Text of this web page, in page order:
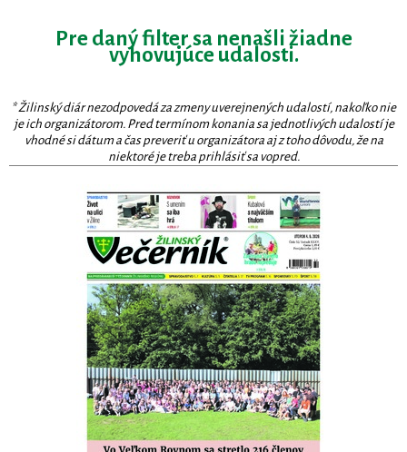
Pre daný filter sa nenašli žiadne
vyhovujúce udalosti.
* Žilinský diár nezodpovedá za zmeny uverejnených udalostí, nakoľko nie
je ich organizátorom. Pred termínom konania sa jednotlivých udalostí je
vhodné si dátum a čas preveriť u organizátora aj z toho dôvodu, že na
niektoré je treba prihlásiť sa vopred.